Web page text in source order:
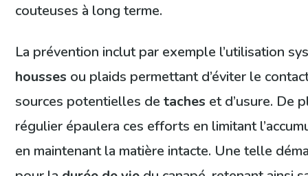
couteuses à long terme.
La prévention inclut par exemple l’utilisation
housses ou plaids permettant d’éviter le
sources potentielles detaches et d’usure. De
régulier épaulera ces efforts en limitant
en maintenant la matière intacte. Une telle